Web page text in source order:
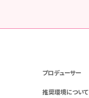
プロデューサー
推奨環境について